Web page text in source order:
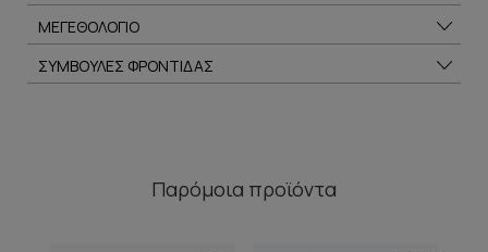
ΜΕΓΕΘΟΛΟΓΙΟ
ΣΥΜΒΟΥΛΕΣ ΦΡΟΝΤΙΔΑΣ
Παρόμοια προϊόντα